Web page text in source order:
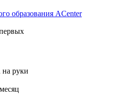
образования ACenter
на руки